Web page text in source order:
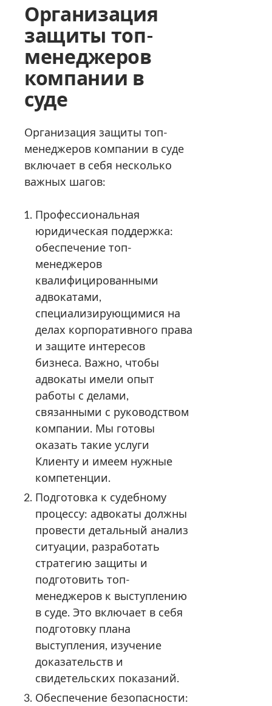
Организация
защиты топ-
менеджеров
компании в
суде
Организация защиты топ-
менеджеров компании в суде
включает в себя несколько
важных шагов:
Профессиональная
юридическая поддержка:
обеспечение топ-
менеджеров
квалифицированными
адвокатами,
специализирующимися на
делах корпоративного права
и защите интересов
бизнеса. Важно, чтобы
адвокаты имели опыт
работы с делами,
связанными с руководством
компании. Мы готовы
оказать такие услуги
Клиенту и имеем нужные
компетенции.
Подготовка к судебному
процессу: адвокаты должны
провести детальный анализ
ситуации, разработать
стратегию защиты и
подготовить топ-
менеджеров к выступлению
в суде. Это включает в себя
подготовку плана
выступления, изучение
доказательств и
свидетельских показаний.
Обеспечение безопасности: